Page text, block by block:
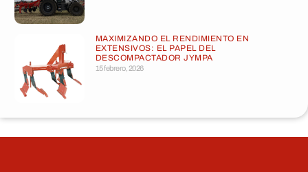
MAXIMIZANDO EL RENDIMIENTO EN
EXTENSIVOS: EL PAPEL DEL
DESCOMPACTADOR JYMPA
15 febrero, 2026